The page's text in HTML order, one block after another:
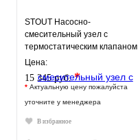
STOUT Насосно-
смесительный узел с
термостатическим клапаном
20-43°C, с насосом UPSO
Цена:
15 345 руб.*
* Актуальную цену пожалуйста
уточните у менеджера
В избранное